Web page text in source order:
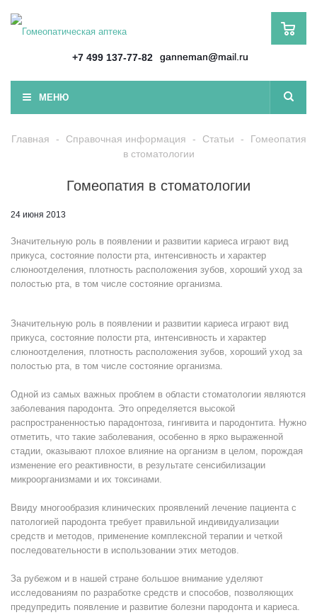
+7 499 137-77-82 ganneman@mail.ru
МЕНЮ
Главная - Справочная информация - Статьи -
Гомеопатия
в стоматологии
Гомеопатия в стоматологии
24 июня 2013
Значительную роль в появлении и развитии кариеса играют вид
прикуса, состояние полости рта, интенсивность и характер
слюноотделения, плотность расположения зубов, хороший уход за
полостью рта, в том числе состояние организма.
Значительную роль в появлении и развитии кариеса играют вид
прикуса, состояние полости рта, интенсивность и характер
слюноотделения, плотность расположения зубов, хороший уход за
полостью рта, в том числе состояние организма.
Одной из самых важных проблем в области стоматологии являются
заболевания пародонта. Это определяется высокой
распространенностью парадонтоза, гингивита и пародонтита. Нужно
отметить, что такие заболевания, особенно в ярко выраженной
стадии, оказывают плохое влияние на организм в целом, порождая
изменение его реактивности, в результате сенсибилизации
микроорганизмами и их токсинами.
Ввиду многообразия клинических проявлений лечение пациента с
патологией пародонта требует правильной индивидуализации
средств и методов, применение комплексной терапии и четкой
последовательности в использовании этих методов.
За рубежом и в нашей стране большое внимание уделяют
исследованиям по разработке средств и способов, позволяющих
предупредить появление и развитие болезни пародонта и кариеса.